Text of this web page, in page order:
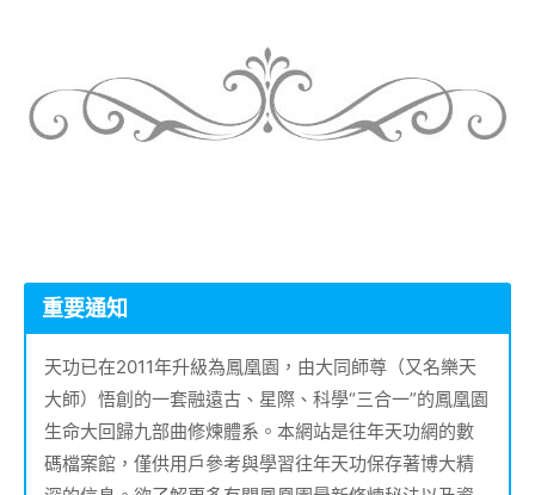
重要通知
天功已在2011年升級為鳳凰園，由大同師尊（又名樂天
大師）悟創的一套融遠古、星際、科學“三合一”的鳳凰園
生命大回歸九部曲修煉體系。本網站是往年天功網的數
碼檔案館，僅供用戶參考與學習往年天功保存著博大精